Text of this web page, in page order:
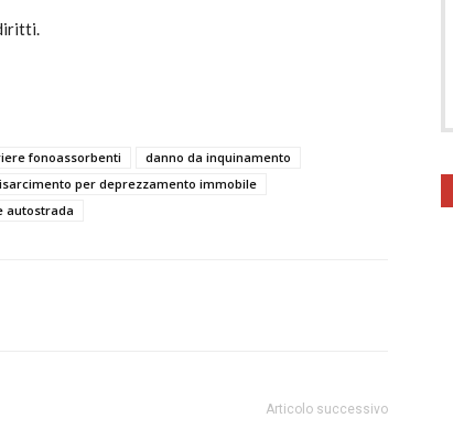
fonoassorbenti
danno da inquinamento
per deprezzamento immobile
autostrada
Articolo successivo